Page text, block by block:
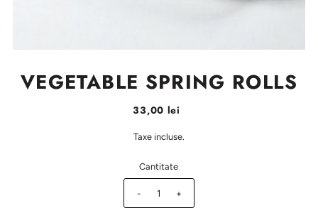
VEGETABLE SPRING ROLLS
33,00 lei
Taxe incluse.
Cantitate
- +